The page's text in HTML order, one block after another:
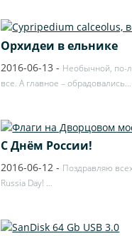
Орхидеи в ельнике
2016-06-13 - Необычной, по-
все. А главное – обрадовались…
С Днём России!
2016-06-12 - Поздравляю
Russia Day! …